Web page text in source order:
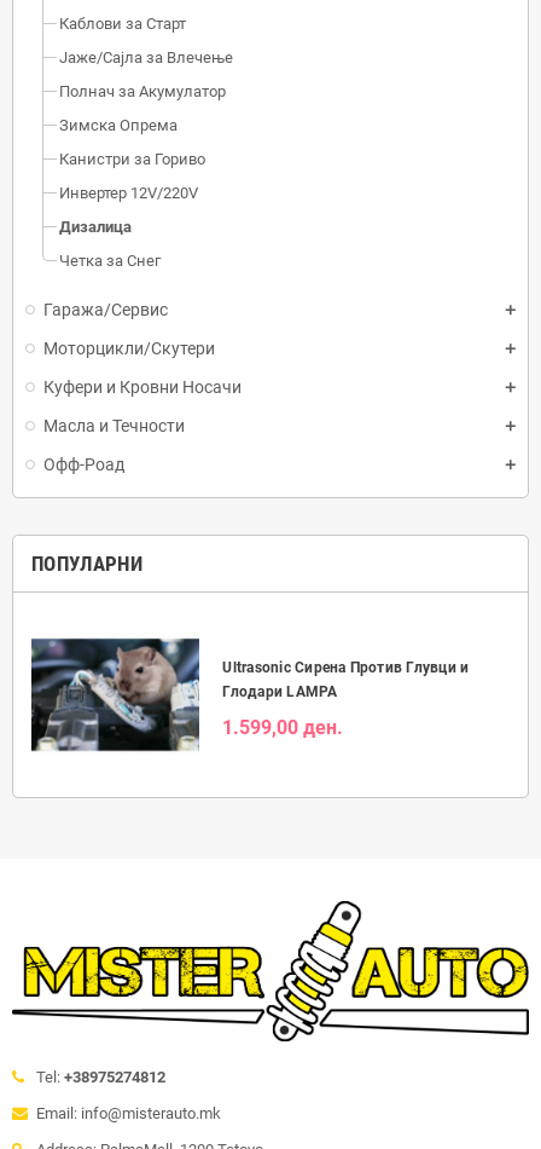
Каблови за Старт
Јаже/Сајла за Влечење
Полнач за Акумулатор
Зимска Опрема
Канистри за Гориво
Инвертер 12V/220V
Дизалица
Четка за Снег
Гаража/Сервис
Моторцикли/Скутери
Куфери и Кровни Носачи
Масла и Течности
Офф-Роад
ПОПУЛАРНИ
Ultrasonic Сирена Против Глувци и
Глодари LAMPA
1.599,00 ден.
Tel: +38975274812
Email: info@misterauto.mk